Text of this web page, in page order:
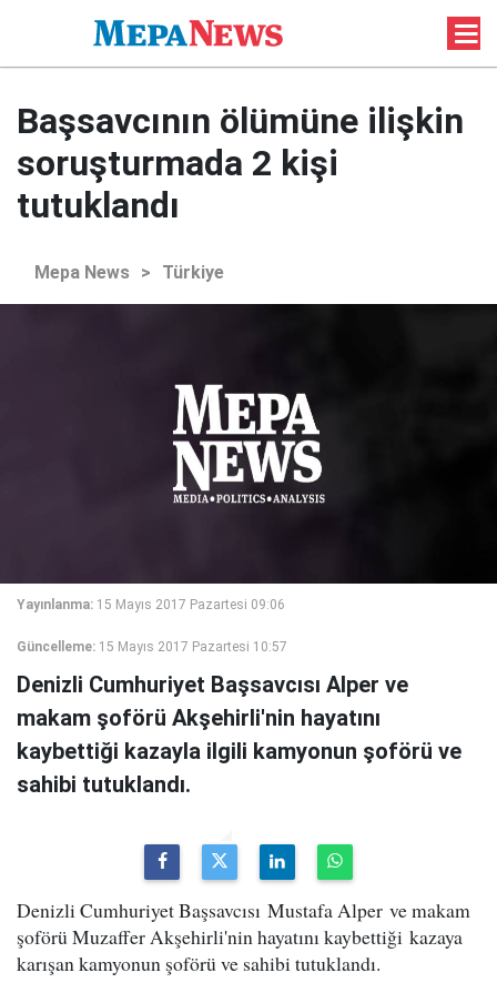
Başsavcının ölümüne ilişkin
soruşturmada 2 kişi
tutuklandı
Mepa News > Türkiye
Yayınlanma: 15 Mayıs 2017 Pazartesi 09:06
Güncelleme: 15 Mayıs 2017 Pazartesi 10:57
Denizli Cumhuriyet Başsavcısı Alper ve
makam şoförü Akşehirli'nin hayatını
kaybettiği kazayla ilgili kamyonun şoförü ve
sahibi tutuklandı.
Denizli Cumhuriyet Başsavcısı Mustafa Alper ve makam
şoförü Muzaffer Akşehirli'nin hayatını kaybettiği kazaya
karışan kamyonun şoförü ve sahibi tutuklandı.